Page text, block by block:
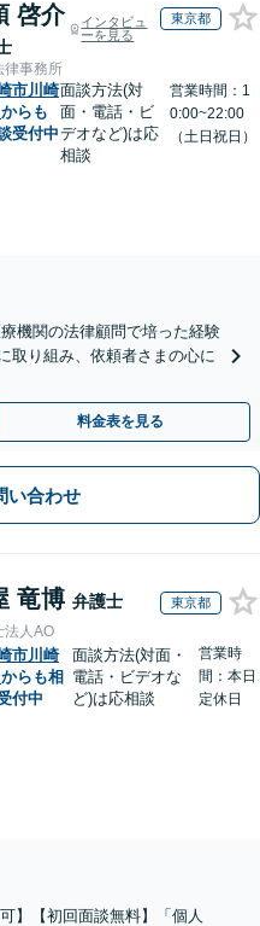
啓介
インタビュ
ーを見る
東京都
律事務所
市川崎
からも
受付中
面談方法(対
面・電話・ビ
デオなど)は応
相談
営業時間：1
0:00~22:00
（土日祝日）
機関の法律顧問で培った経験
取り組み、依頼者さまの心に
料金表を見る
い合わせ
竜博 弁護士 東京都
法人AO
市川崎
からも相
付中
面談方法(対面・
電話・ビデオな
ど)は応相談
営業時
間：本日
定休日
】【初回面談無料】「個人